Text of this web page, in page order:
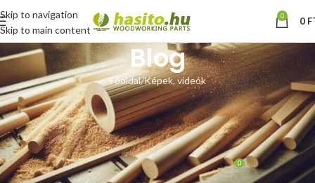
Skip to navigation
Skip to main content
0 0
Blog
Főoldal Képek, videók
KÉPEK, VIDEÓK
Vásárlói fotó – benzines
hasítógép
Hoffmann Zsolt Be május 18, 2015 0